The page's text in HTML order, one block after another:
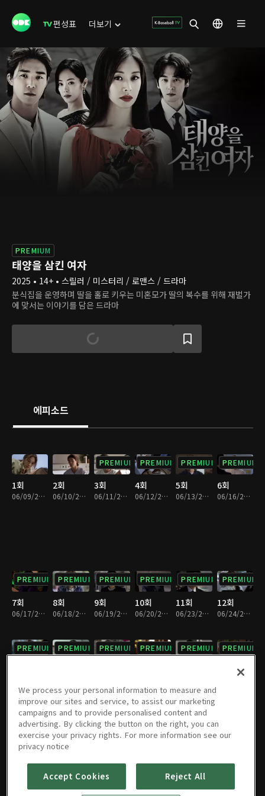
편성표 더보기
PREMIUM
태양을 삼킨 여자
2025 • 14+ • 스릴러 / 미스터리 / 로맨스 / 드라마
분식집을 운영하며 딸을 홀로 키우는 미혼모가 딸의 복수를 위해 재벌가
에 맞서는 이야기를 담은 드라마
에피소드
1회
06/09/2025 • 31분
2회
06/10/2025 • 31분
PREMIUM
3회
06/11/2025 • 29분
PREMIUM
4회
06/12/2025 • 29분
PREMIUM
5회
06/13/2025 • 29분
PREMIUM
6회
06/16/2025 • 29분
PREMIUM
7회
06/17/2025 • 29분
PREMIUM
8회
06/18/2025 • 29분
PREMIUM
9회
06/19/2025 • 29분
PREMIUM
10회
06/20/2025 • 29분
PREMIUM
11회
06/23/2025 • 29분
PREMIUM
12회
06/24/2025 • 28분
PREMIUM PREMIUM PREMIUM PREMIUM PREMIUM PREMIUM
PREMIUM
19회
07/03/2025 • 29분
PREMIUM
20회
PREMIUM
21회
PREMIUM
22회
PREMIUM
23회 24회
PREMIUM PREMIUM
We process your personal information to measure and
improve our sites and service, to assist our marketing
campaigns and to provide personalised content and
advertising. By clicking the button on the right, you can
exercise your privacy rights. For more information see our
privacy notice
Accept Cookies Reject All